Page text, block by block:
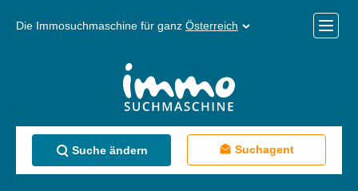
Die Immosuchmaschine für ganz Österreich
Menü
Suche ändern Suchagent